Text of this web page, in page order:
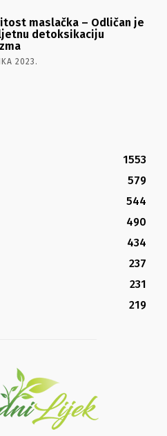
maslačka – Odličan je
detoksikaciju
2023.
1553
579
544
490
434
237
231
219